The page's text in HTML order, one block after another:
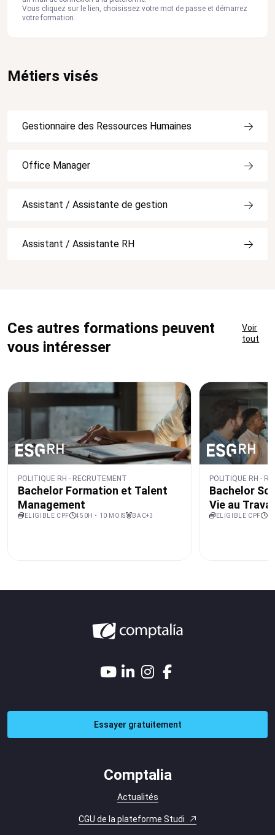
Vous cliquez sur le lien, choisissez votre mot de passe et démarrez
votre formation.
Métiers visés
Gestionnaire des Ressources Humaines
Office Manager
Assistant / Assistante de gestion
Assistant / Assistante RH
Ces autres formations peuvent
vous intéresser
Voir
tout
POLITIQUE RH - RECRUTEMENT
Bachelor Formation et Talent
Management
ELIGIBLE CPF 450H • 10 MOIS BAC+3
POLITIQUE RH -
Bachelor
Vie au
ELIGIBLE CPF
Essayer gratuitement
Comptalia
Actualités
CGU de la plateforme Studi